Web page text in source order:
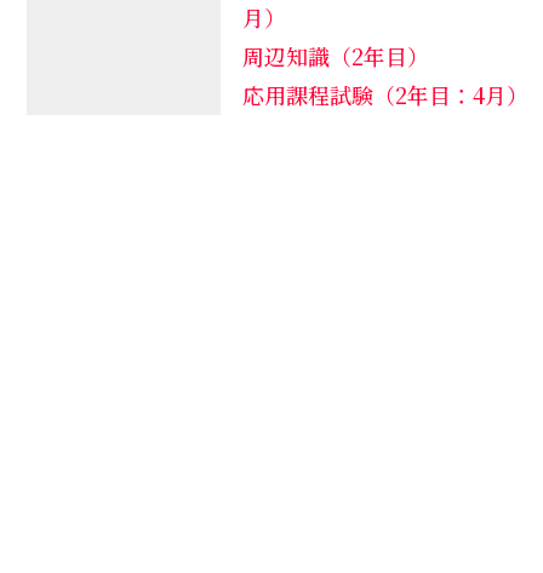
月）
周辺知識（2年目）
応用課程試験（2年目：4月）